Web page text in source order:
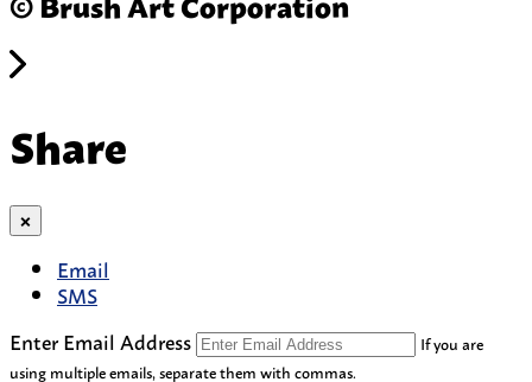
Share
×
Email
SMS
Enter Email Address
If you are
using multiple emails, separate them with commas.